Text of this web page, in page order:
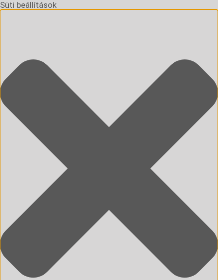
Süti beállítások